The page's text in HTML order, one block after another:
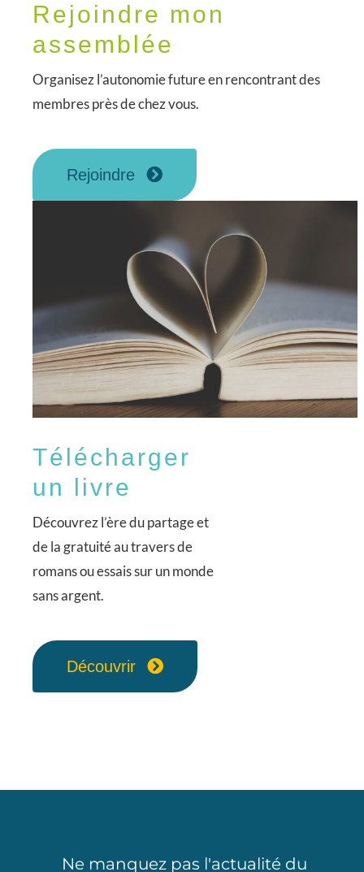
Rejoindre mon
assemblée
Organisez l’autonomie future en rencontrant des
membres près de chez vous.
Rejoindre
Télécharger
un livre
Découvrez l’ère du partage et
de la gratuité au travers de
romans ou essais sur un monde
sans argent.
Découvrir
Ne manquez pas l'actualité du